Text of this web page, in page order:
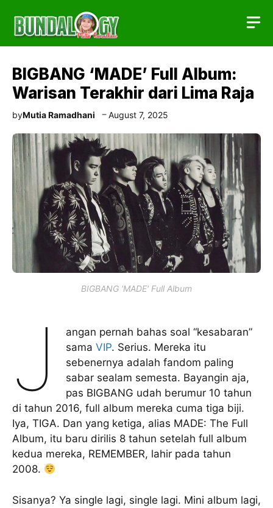
content
BIGBANG ‘MADE’ Full Album:
Warisan Terakhir dari Lima Raja
byMutia Ramadhani August 7, 2025
BIGBANG 'MADE' Full Album
J
angan pernah bahas soal “kesabaran”
samaVIP. Serius. Mereka itu
sebenernya adalah fandom paling
sabar sealam semesta. Bayangin aja,
pas BIGBANG udah berumur 10 tahun
di tahun 2016, full album mereka cuma tiga biji.
Iya, TIGA. Dan yang ketiga, alias MADE: The Full
Album, itu baru dirilis 8 tahun setelah full album
kedua mereka, REMEMBER, lahir pada tahun
2008.
Sisanya? Ya single lagi, single lagi. Mini album lagi,